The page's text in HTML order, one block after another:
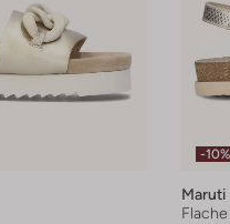
-10%
Maruti